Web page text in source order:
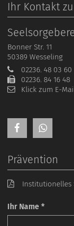
Ihr Name *
Ihr Kontakt
Bonner Str. 11
50389 Wesseling
02236. 48 03 60
02236. 84 16 48
Klick zum E-
Prävention
Institutionelles